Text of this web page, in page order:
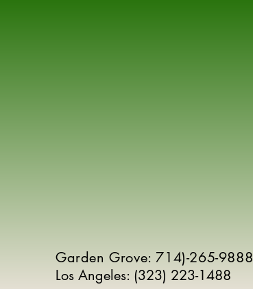
Garden Grove: 714)-265-9888
Los Angeles: (323) 223-1488